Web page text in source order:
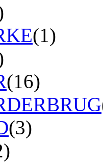
(1)
(16)
(3)